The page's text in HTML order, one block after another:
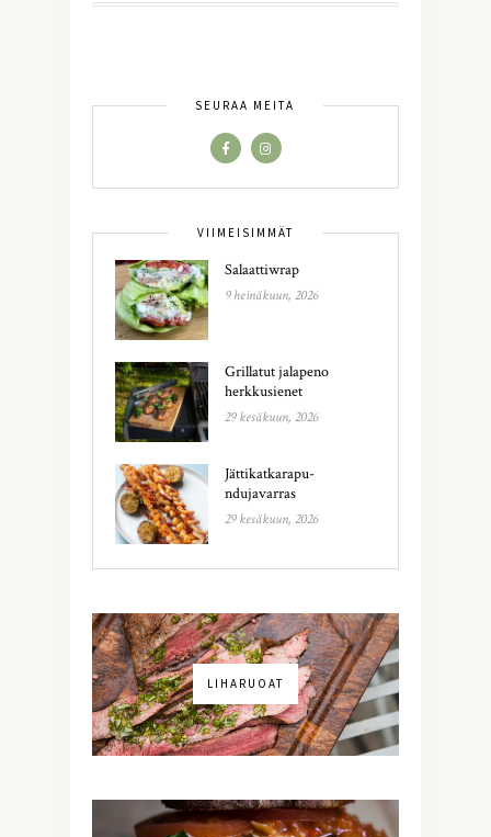
SEURAA MEITÄ
VIIMEISIMMÄT
Salaattiwrap
9 heinäkuun, 2026
Grillatut jalapeno
herkkusienet
29 kesäkuun, 2026
Jättikatkarapu-
ndujavarras
29 kesäkuun, 2026
LIHARUOAT